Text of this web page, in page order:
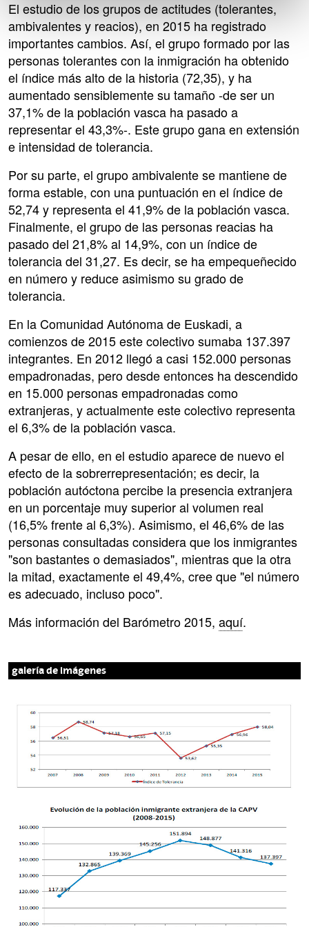
El estudio de los grupos de actitudes (tolerantes,
ambivalentes y reacios), en 2015 ha registrado
importantes cambios. Así, el grupo formado por las
personas tolerantes con la inmigración ha obtenido
el índice más alto de la historia (72,35), y ha
aumentado sensiblemente su tamaño -de ser un
37,1% de la población vasca ha pasado a
representar el 43,3%-. Este grupo gana en extensión
e intensidad de tolerancia.
Por su parte, el grupo ambivalente se mantiene de
forma estable, con una puntuación en el índice de
52,74 y representa el 41,9% de la población vasca.
Finalmente, el grupo de las personas reacias ha
pasado del 21,8% al 14,9%, con un índice de
tolerancia del 31,27. Es decir, se ha empequeñecido
en número y reduce asimismo su grado de
tolerancia.
En la Comunidad Autónoma de Euskadi, a
comienzos de 2015 este colectivo sumaba 137.397
integrantes. En 2012 llegó a casi 152.000 personas
empadronadas, pero desde entonces ha descendido
en 15.000 personas empadronadas como
extranjeras, y actualmente este colectivo representa
el 6,3% de la población vasca.
A pesar de ello, en el estudio aparece de nuevo el
efecto de la sobrerrepresentación; es decir, la
población autóctona percibe la presencia extranjera
en un porcentaje muy superior al volumen real
(16,5% frente al 6,3%). Asimismo, el 46,6% de las
personas consultadas considera que los inmigrantes
"son bastantes o demasiados", mientras que la otra
la mitad, exactamente el 49,4%, cree que "el número
es adecuado, incluso poco".
Más información del Barómetro 2015, aquí.
galería de imágenes